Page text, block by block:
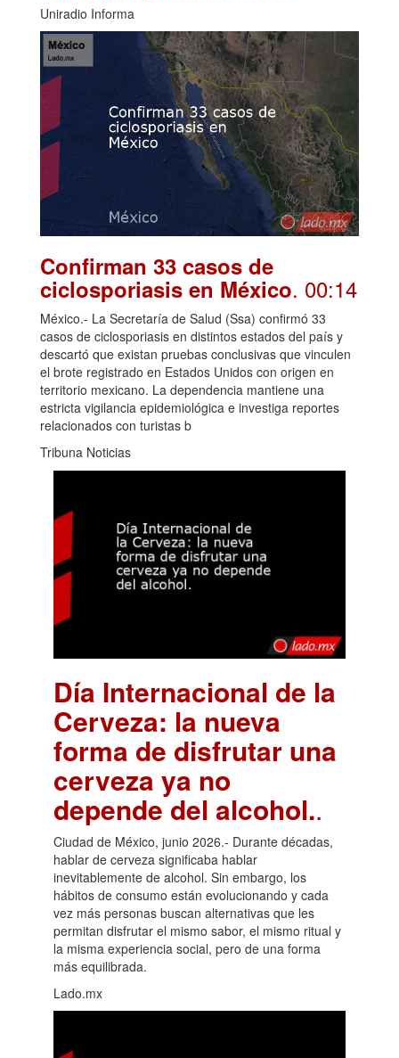
Uniradio Informa
Confirman 33 casos de
ciclosporiasis en México. 00:14
México.- La Secretaría de Salud (Ssa) confirmó 33
casos de ciclosporiasis en distintos estados del país y
descartó que existan pruebas conclusivas que vinculen
el brote registrado en Estados Unidos con origen en
territorio mexicano. La dependencia mantiene una
estricta vigilancia epidemiológica e investiga reportes
relacionados con turistas b
Tribuna Noticias
Día Internacional de la
Cerveza: la nueva
forma de disfrutar una
cerveza ya no
depende del alcohol..
Ciudad de México, junio 2026.- Durante décadas,
hablar de cerveza significaba hablar
inevitablemente de alcohol. Sin embargo, los
hábitos de consumo están evolucionando y cada
vez más personas buscan alternativas que les
permitan disfrutar el mismo sabor, el mismo ritual y
la misma experiencia social, pero de una forma
más equilibrada.
Lado.mx